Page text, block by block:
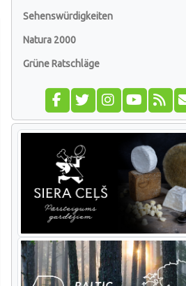
Sehenswürdigkeiten
Natura 2000
Grüne Ratschläge